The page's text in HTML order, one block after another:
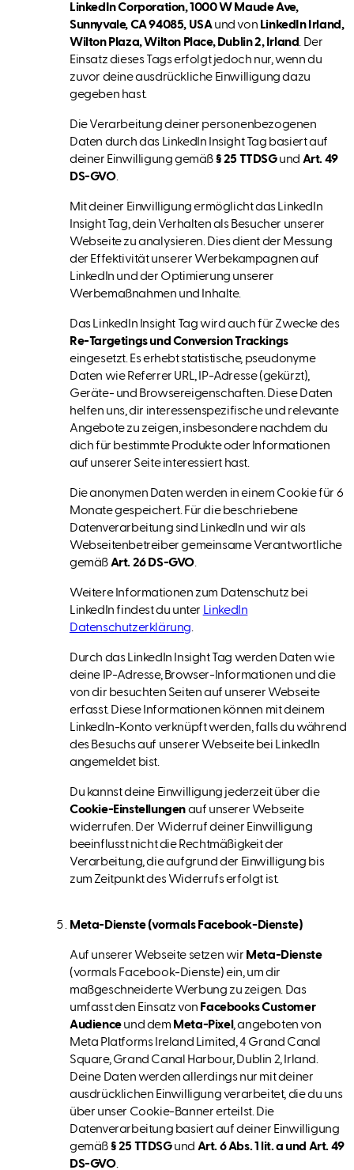
LinkedIn Corporation, 1000 W Maude Ave,
Sunnyvale, CA 94085, USAund von LinkedIn Irland,
Wilton Plaza, Wilton Place, Dublin 2, Irland. Der
Einsatz dieses Tags erfolgt jedoch nur, wenn du
zuvor deine ausdrückliche Einwilligung dazu
gegeben hast.
Die Verarbeitung deiner personenbezogenen
Daten durch das LinkedIn Insight Tag basiert auf
deiner Einwilligung gemäß§ 25 TTDSGund Art. 49
DS-GVO.
Mit deiner Einwilligung ermöglicht das LinkedIn
Insight Tag, dein Verhalten als Besucher unserer
Webseite zu analysieren. Dies dient der Messung
der Effektivität unserer Werbekampagnen auf
LinkedIn und der Optimierung unserer
Werbemaßnahmen und Inhalte.
Das LinkedIn Insight Tag wird auch für Zwecke des
Re-Targetings und Conversion Trackings
eingesetzt. Es erhebt statistische, pseudonyme
Daten wie Referrer URL, IP-Adresse (gekürzt),
Geräte- und Browsereigenschaften. Diese Daten
helfen uns, dir interessenspezifische und relevante
Angebote zu zeigen, insbesondere nachdem du
dich für bestimmte Produkte oder Informationen
auf unserer Seite interessiert hast.
Die anonymen Daten werden in einem Cookie für 6
Monate gespeichert. Für die beschriebene
Datenverarbeitung sind LinkedIn und wir als
Webseitenbetreiber gemeinsame Verantwortliche
gemäßArt. 26 DS-GVO.
Weitere Informationen zum Datenschutz bei
LinkedIn findest du unter LinkedIn
Datenschutzerklärung.
Durch das LinkedIn Insight Tag werden Daten wie
deine IP-Adresse, Browser-Informationen und die
von dir besuchten Seiten auf unserer Webseite
erfasst. Diese Informationen können mit deinem
LinkedIn-Konto verknüpft werden, falls du während
des Besuchs auf unserer Webseite bei LinkedIn
angemeldet bist.
Du kannst deine Einwilligung jederzeit über die
Cookie-Einstellungenauf unserer Webseite
widerrufen. Der Widerruf deiner Einwilligung
beeinflusst nicht die Rechtmäßigkeit der
Verarbeitung, die aufgrund der Einwilligung bis
zum Zeitpunkt des Widerrufs erfolgt ist.
Meta-Dienste (vormals Facebook-Dienste)
Auf unserer Webseite setzen wir Meta-Dienste
(vormals Facebook-Dienste) ein, um dir
maßgeschneiderte Werbung zu zeigen. Das
umfasst den Einsatz von Facebooks Customer
Audienceund dem Meta-Pixel, angeboten von
Meta Platforms Ireland Limited, 4 Grand Canal
Square, Grand Canal Harbour, Dublin 2, Irland.
Deine Daten werden allerdings nur mit deiner
ausdrücklichen Einwilligung verarbeitet, die du uns
über unser Cookie-Banner erteilst. Die
Datenverarbeitung basiert auf deiner Einwilligung
gemäß§ 25 TTDSGund Art. 6 Abs. 1 lit. a und Art. 49
DS-GVO.